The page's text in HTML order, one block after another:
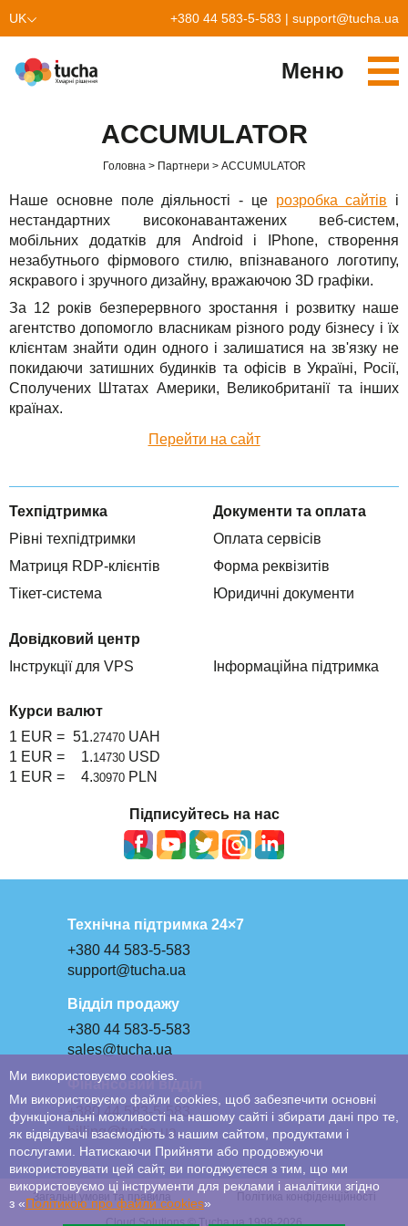
UK +380 44 583-5-583 | support@tucha.ua
Меню
TuchaFlex+
TuchaBit+
TuchaBit
TuchaHost
TuchaMetal
TuchaBackup
Бухгалтерія у хмарі
Хмари для e-commerce
Хостиг сайтів на Laravel
Хостинг CRM
Хостинг сайтів-конструкторів
Віддалений офіс
Партнерство
Стати партнером
Наші партнери
Відгуки
Блог
Про нас
Компанія
Кар'єра
ACCUMULATOR
Головна Партнери ACCUMULATOR
Наше основне поле діяльності - це розробка сайтів і
нестандартних високонавантажених веб-систем,
мобільних додатків для Android і IPhone, створення
незабутнього фірмового стилю, впізнаваного логотипу,
яскравого і зручного дизайну, вражаючою 3D графіки.
За 12 років безперервного зростання і розвитку наше
агентство допомогло власникам різного роду бізнесу і їх
клієнтам знайти один одного і залишатися на зв'язку не
покидаючи затишних будинків та офісів в Україні, Росії,
Сполучених Штатах Америки, Великобританії та інших
країнах.
Перейти на сайт
Техпідтримка
Рівні техпідтримки
Матриця RDP-клієнтів
Тікет-система
Документи та оплата
Оплата сервісів
Форма реквізитів
Юридичні документи
Довідковий центр
Інструкції для VPS
Інформаційна підтримка
Курси валют
1 EUR = 51.27470 UAH
1 EUR =
1.14730 USD
1 EUR =
4.30970 PLN
Підписуйтесь на нас
Технічна підтримка 24×7
+380 44 583-5-583
support@tucha.ua
Відділ продажу
+380 44 583-5-583
sales@tucha.ua
Фінансовий відділ
+380 44 583-5-583
billing@tucha.ua
Загальні умови та правила
Політика конфіденційності
Cloud Solutions © Tucha.ua 1998-2026
Ми використовуємо cookies.
Ми використовуємо файли cookies, щоб забезпечити основні
функціональні можливості на нашому сайті і збирати дані про те,
як відвідувачі взаємодіють з нашим сайтом, продуктами і
послугами. Натискаючи Прийняти або продовжуючи
використовувати цей сайт, ви погоджуєтеся з тим, що ми
використовуємо ці інструменти для реклами і аналітики згідно
з «Політикою про файли сookies»